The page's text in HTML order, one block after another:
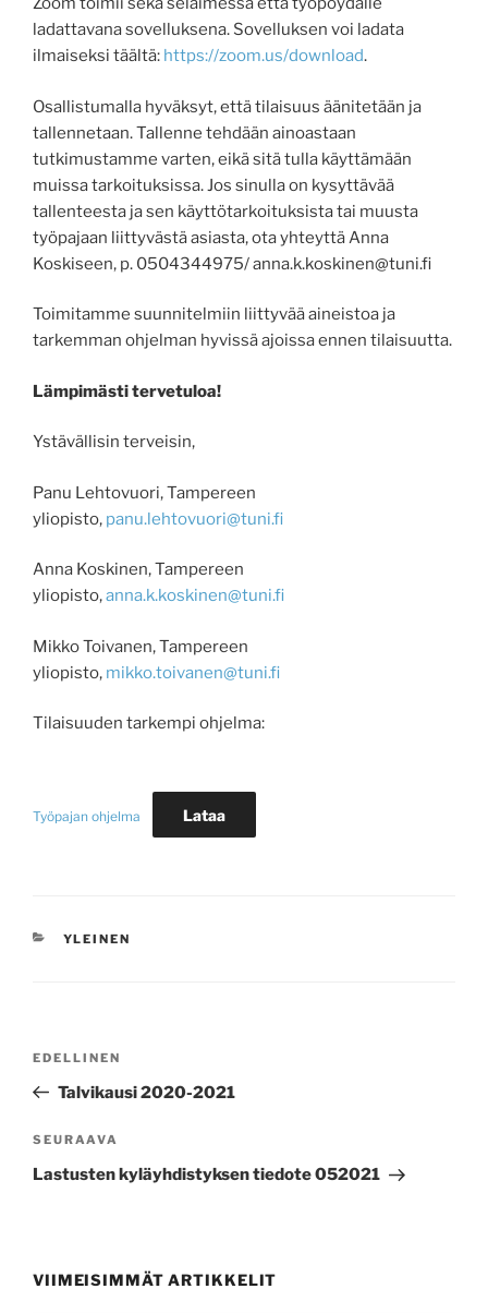
ladattavana sovelluksena. Sovelluksen voi ladata
ilmaiseksi täältä: https://zoom.us/download.
Osallistumalla hyväksyt, että tilaisuus äänitetään ja
tallennetaan. Tallenne tehdään ainoastaan
tutkimustamme varten, eikä sitä tulla käyttämään
muissa tarkoituksissa. Jos sinulla on kysyttävää
tallenteesta ja sen käyttötarkoituksista tai muusta
työpajaan liittyvästä asiasta, ota yhteyttä Anna
Koskiseen, p. 0504344975/ anna.k.koskinen@tuni.fi
Toimitamme suunnitelmiin liittyvää aineistoa ja
tarkemman ohjelman hyvissä ajoissa ennen tilaisuutta.
Lämpimästi tervetuloa!
Ystävällisin terveisin,
Panu Lehtovuori, Tampereen
yliopisto, panu.lehtovuori@tuni.fi
Anna Koskinen, Tampereen
yliopisto,anna.k.koskinen@tuni.fi
Mikko Toivanen, Tampereen
yliopisto, mikko.toivanen@tuni.fi
Tilaisuuden tarkempi ohjelma:
Työpajan ohjelma Lataa
KATEGORIAT
YLEINEN
Edellinen
artikkeli
EDELLINEN
Talvikausi 2020-2021
Seuraava
artikkeli
SEURAAVA
Lastusten kyläyhdistyksen tiedote 052021
VIIMEISIMMÄT ARTIKKELIT